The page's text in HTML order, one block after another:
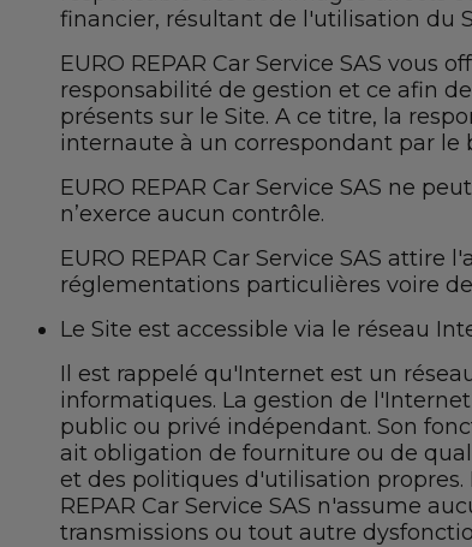
financier, résultant de l'utilisation du
EURO REPAR Car Service SAS vous
responsabilité de gestion et ce afin
présents sur le Site. A ce titre, la
internaute à un correspondant par le
EURO REPAR Car Service SAS ne
n’exerce aucun contrôle.
EURO REPAR Car Service SAS
réglementations particulières voire
Le Site est accessible via le réseau
Il est rappelé qu'Internet est un
informatiques. La gestion de
public ou privé indépendant. Son
ait obligation de fourniture ou de
et des politiques d'utilisation
REPAR Car Service SAS n'assume
transmissions ou tout autre